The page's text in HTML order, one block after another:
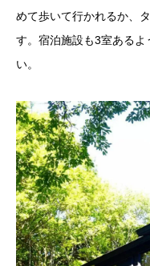
めて歩いて行かれるか、
す。宿泊施設も3室あるよ
い。